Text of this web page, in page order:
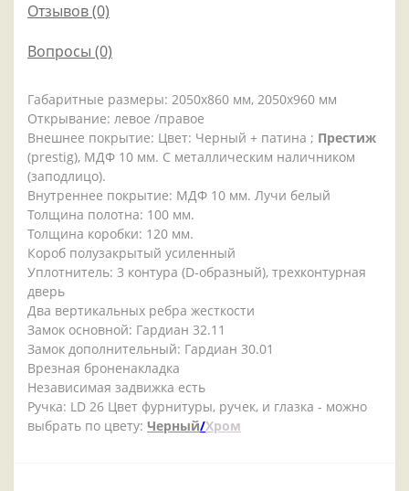
Отзывов (0)
Вопросы (0)
Габаритные размеры: 2050x860 мм, 2050x960 мм
Открывание: левое /правое
Внешнее покрытие: Цвет: Черный + патина ; Престиж
(prestig), МДФ 10 мм. С металлическим наличником
(заподлицо).
Внутреннее покрытие: МДФ 10 мм. Лучи белый
Толщина полотна: 100 мм.
Толщина коробки: 120 мм.
Короб полузакрытый усиленный
Уплотнитель: 3 контура (D-образный), трехконтурная
дверь
Два вертикальных ребра жесткости
Замок основной: Гардиан 32.11
Замок дополнительный: Гардиан 30.01
Врезная броненакладка
Независимая задвижка есть
Ручка: LD 26 Цвет фурнитуры, ручек, и глазка - можно
выбрать по цвету: Черный/Хром